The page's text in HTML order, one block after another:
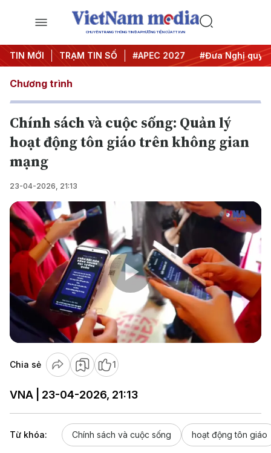
CHUYÊN TRANG THÔNG TIN ĐA PHƯƠNG TIỆN CỦA TTXVN
TIN MỚI TRẠM TIN SỐ
#Hội nghị Trung ương 3 #APEC 2027 #Đưa Nghị quyết
Chương trình
Chính sách và cuộc sống: Quản lý
hoạt động tôn giáo trên không gian
mạng
23-04-2026, 21:13
Play
Video
Chia sẻ 1
VNA | 23-04-2026, 21:13
Từ khóa: Chính sách và cuộc sống hoạt động tôn giáo